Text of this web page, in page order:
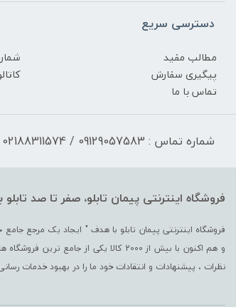
دسترسی سریع
مطالب مفید
پیگیری سفارش
تماس با ما
شماره تماس : 09129057583 / 02188311574 شنبه-چهارشنبه 17:30-9:30 پنجشنبه 13:00-9:30
فروشگاه اینترنتی پیمان تابلو، صفر تا صد تابلو
و هم اکنون با بیش از 2000 کالا یکی از
نظرات ، پیشنهادات و انتقادات خود ما را در بهبود خدمات